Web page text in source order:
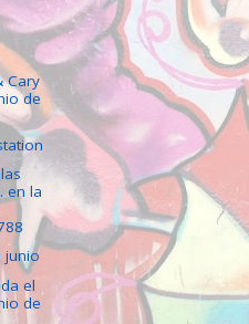
Cary
de
en la
junio
el
de